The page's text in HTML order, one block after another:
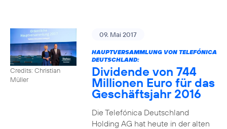
Credits: Christian
Müller
09. Mai 2017
HAUPTVERSAMMLUNG VON TELEFÓNICA
DEUTSCHLAND:
Dividende von 744
Millionen Euro für das
Geschäftsjahr 2016
Die Telefónica Deutschland
Holding AG hat heute in der alten